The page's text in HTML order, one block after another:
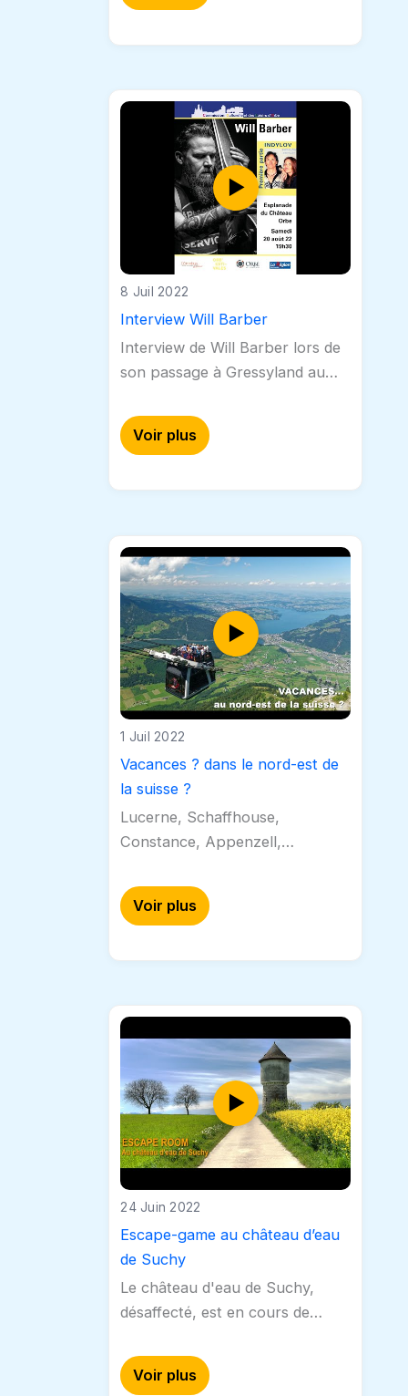
8 Juil 2022
Interview Will Barber
Interview de Will Barber lors de
son passage à Gressyland au
atypique et non moins touchant
qui a bien voulu se prêter…
Voir plus
1 Juil 2022
Vacances ? dans le nord-est de
la suisse ?
Lucerne, Schaffhouse,
Constance, Appenzell,
de vacances en vidéo poétique
pour partir loin en restant
Voir plus
24 Juin 2022
Escape-game au château d’eau
de Suchy
Le château d'eau de Suchy,
désaffecté, est en cours de
lieu d'Escape Game. CAPStv a
voulu en savoir plus…
Voir plus